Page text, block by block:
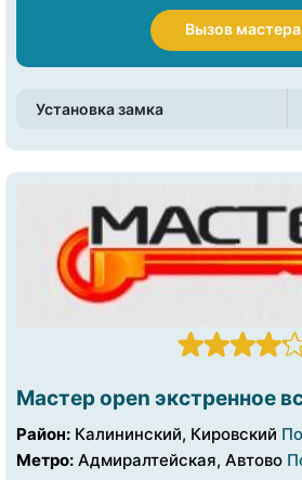
Вызов мастера
Установка замка
Мастер open экстренное
Район: Калининский, Кировский
Метро: Адмиралтейская, Автово